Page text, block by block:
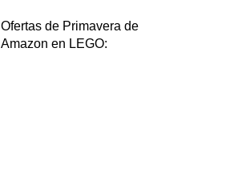
Ofertas de Primavera de
Amazon en LEGO: